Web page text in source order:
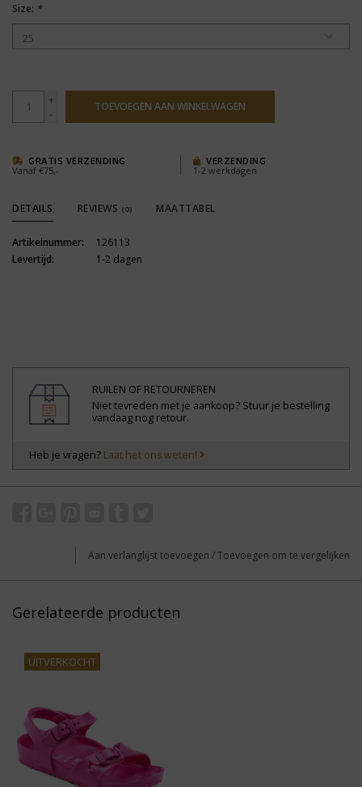
Size: *
+
-
TOEVOEGEN AAN WINKELWAGEN
GRATIS VERZENDING
Vanaf €75,-
VERZENDING
1-2 werkdagen
DETAILS REVIEWS (0) MAATTABEL
Artikelnummer:
126113
Levertijd:
1-2 dagen
RUILEN OF RETOURNEREN
Niet tevreden met je aankoop? Stuur je bestelling
vandaag nog retour.
Heb je vragen? Laat het ons weten!
Aan verlanglijst toevoegen /Toevoegen om te vergelijken
Gerelateerde producten
UITVERKOCHT